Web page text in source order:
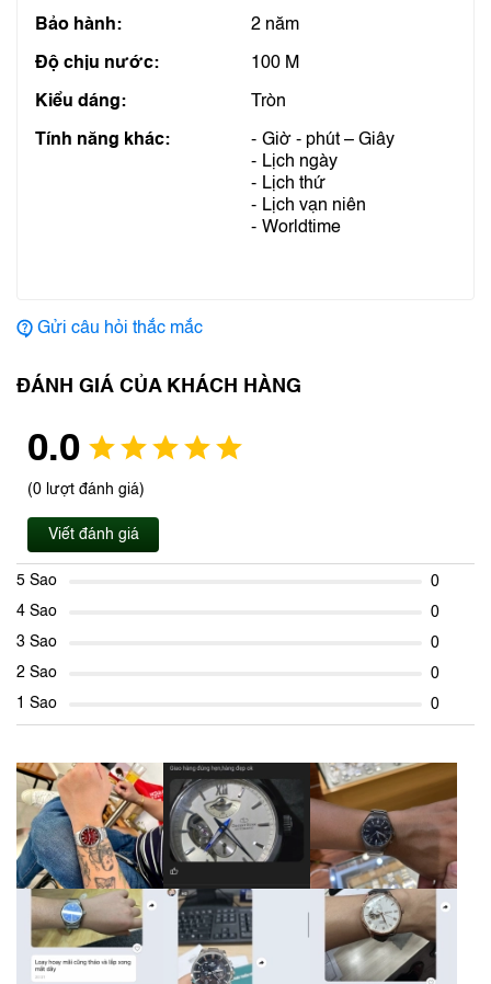
Bảo hành: 2 năm
Độ chịu nước: 100 M
Kiểu dáng: Tròn
Tính năng khác:
Giờ - phút – Giây
Lịch ngày
Lịch thứ
Lịch vạn niên
Worldtime
Gửi câu hỏi thắc mắc
ĐÁNH GIÁ CỦA KHÁCH HÀNG
0.0
(0 lượt đánh giá)
Viết đánh giá
5 Sao
0
4 Sao
0
3 Sao
0
2 Sao
0
1 Sao
0